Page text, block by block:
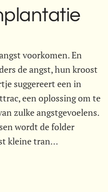
voorkomen. En
de angst, hun kroost
suggereert een in
een oplossing om te
zulke angstgevoelens.
wordt de folder
kleine tran…